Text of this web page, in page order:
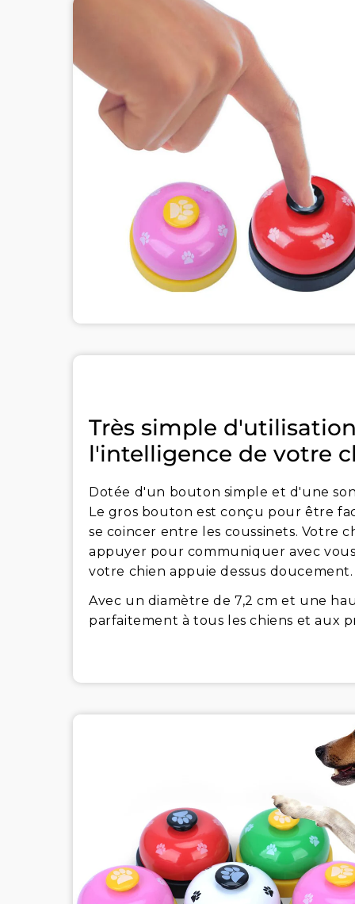
Très simple
l'intelligence de votre
Dotée d'un bouton simple et d'une
Le gros bouton est conçu pour être
se coincer entre les coussinets. Votre
appuyer pour communiquer avec
votre chien appuie dessus doucement.
Avec un diamètre de 7,2 cm et une
parfaitement à tous les chiens et aux